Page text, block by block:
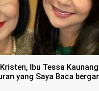
Ibu Tessa
yang Saya Baca